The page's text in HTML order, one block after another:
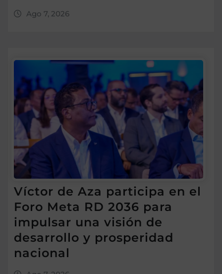
Ago 7, 2026
Víctor de Aza participa en el
Foro Meta RD 2036 para
impulsar una visión de
desarrollo y prosperidad
nacional